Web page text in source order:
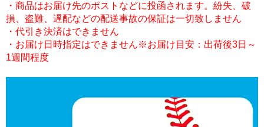
・商品はお届け先のポストなどに投函されます。紛失、破
損、盗難、遅配などの配送事故の保証は一切致しません
・代引き決済はできません
・お届け日時指定はできません※お届け目安：出荷後3日～
1週間程度